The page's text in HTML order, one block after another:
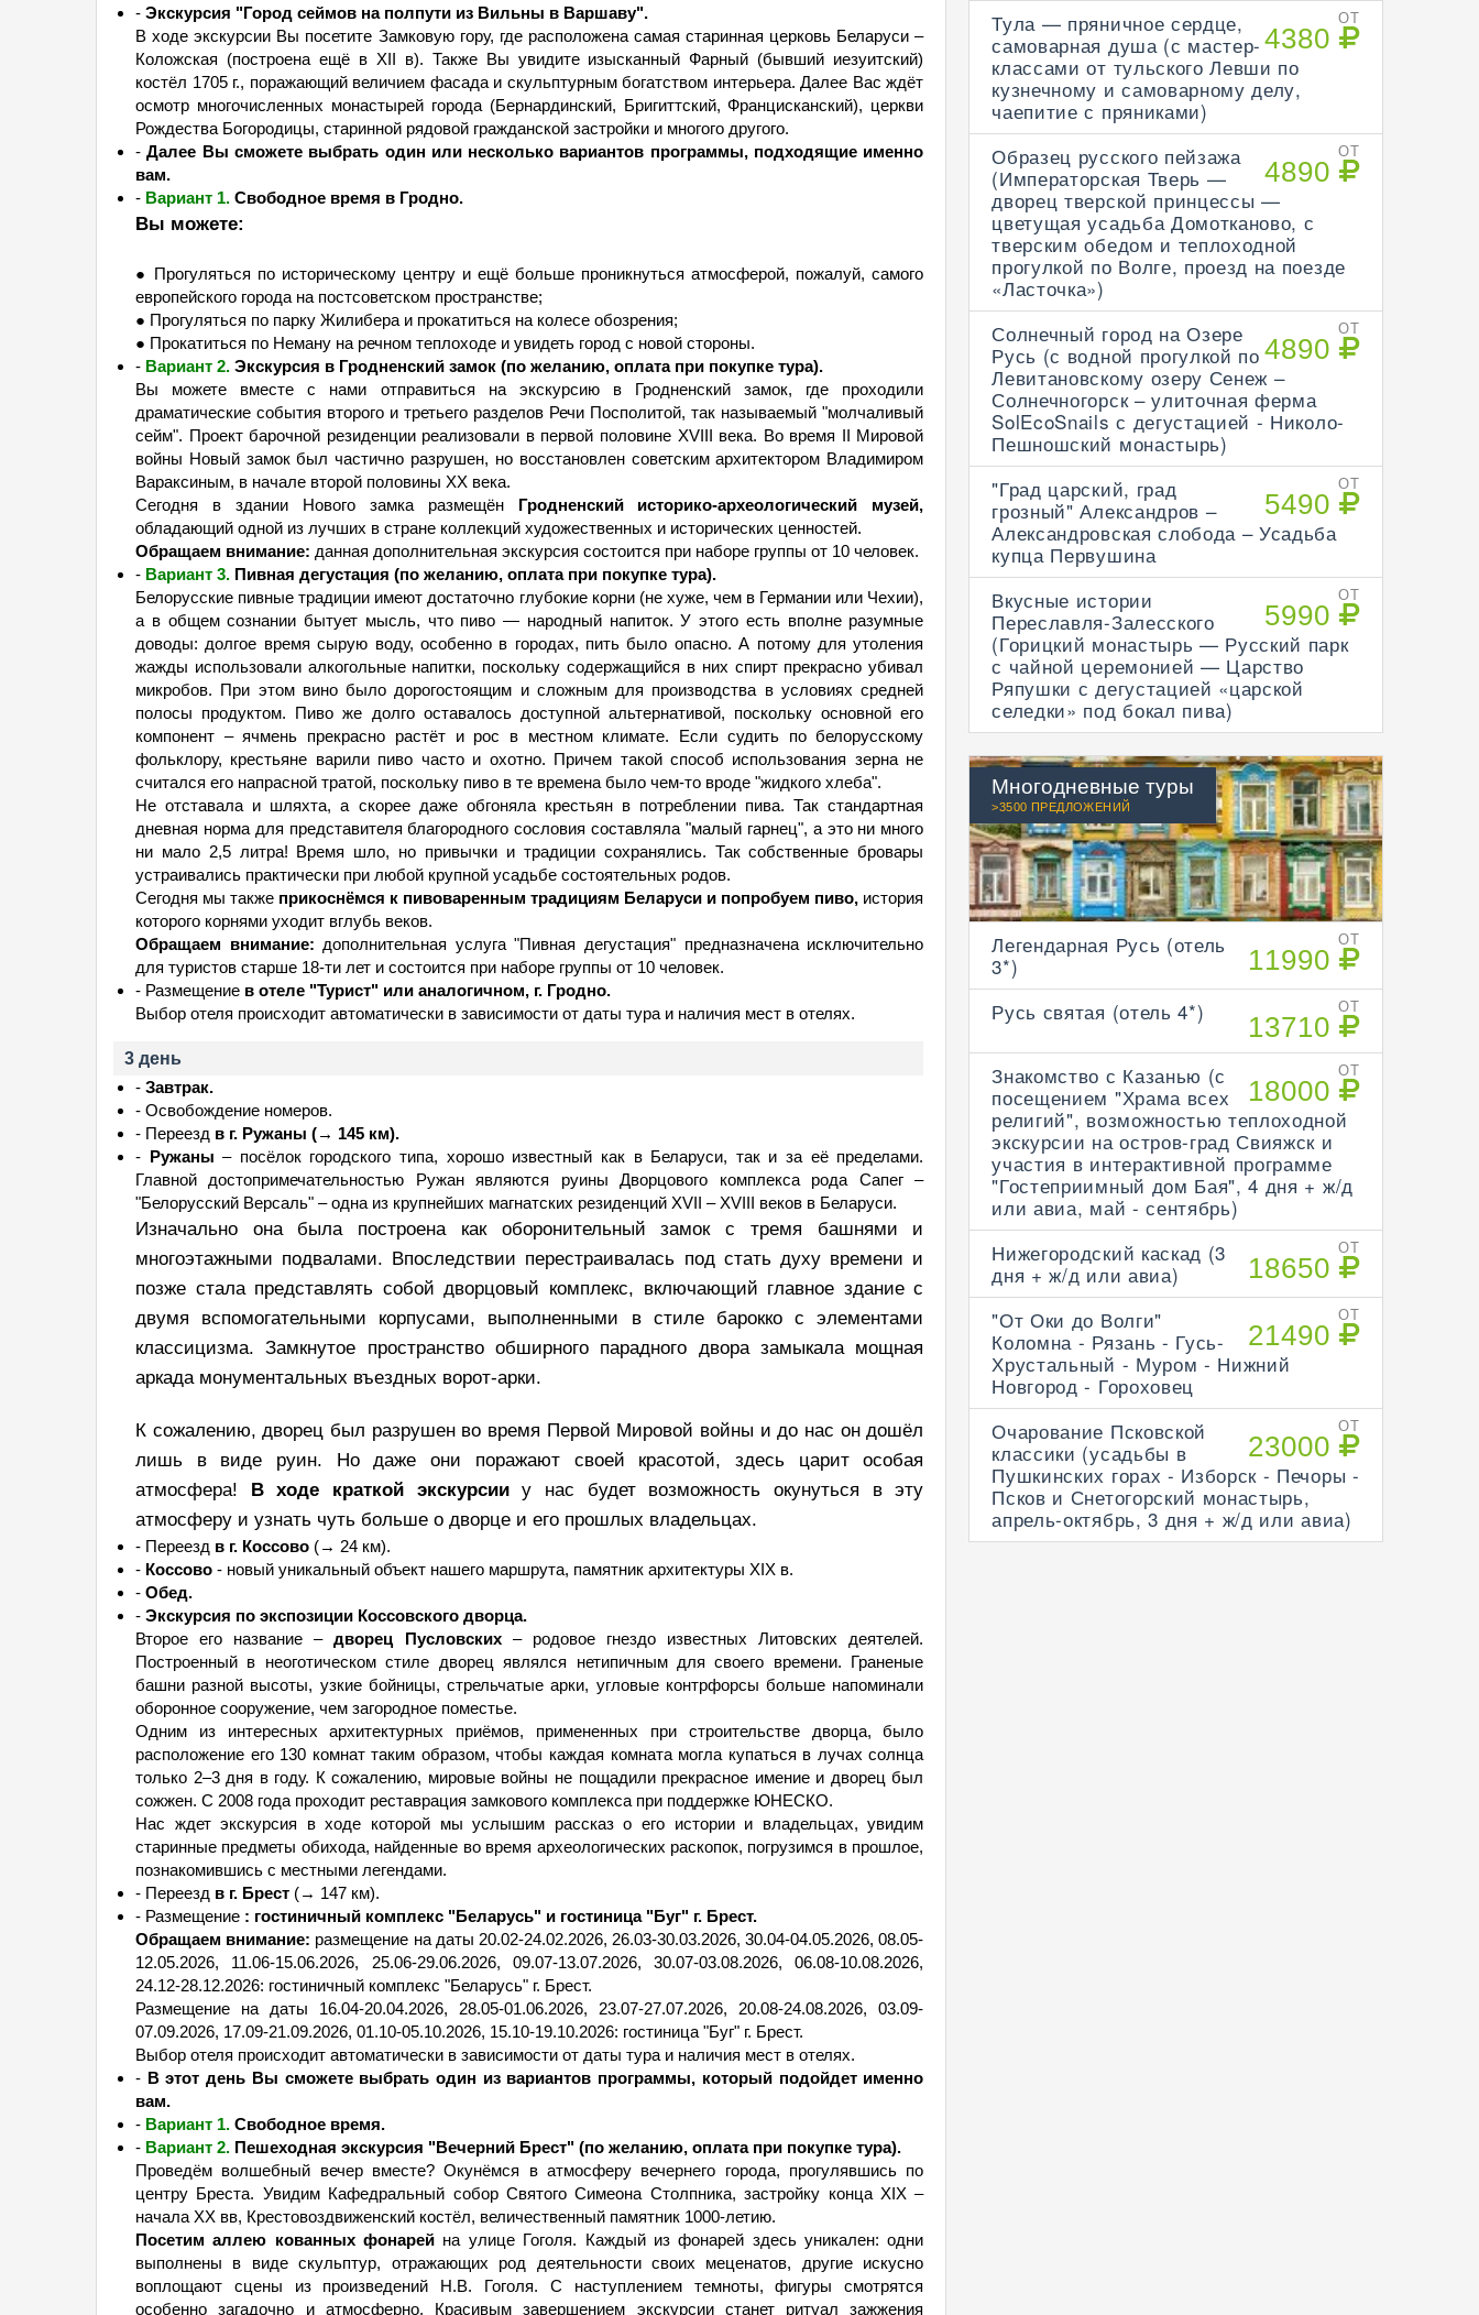
- Экскурсия "Город сеймов на полпути из Вильны в Варшаву".
В ходе экскурсии Вы посетите Замковую гору, где расположена самая старинная церковь Беларуси –
Коложская (построена ещё в XII в). Также Вы увидите изысканный Фарный (бывший иезуитский)
костёл 1705 г., поражающий величием фасада и скульптурным богатством интерьера. Далее Вас ждёт
осмотр многочисленных монастырей города (Бернардинский, Бригиттский, Францисканский), церкви
Рождества Богородицы, старинной рядовой гражданской застройки и многого другого.
-Далее Вы сможете выбрать один или несколько вариантов программы, подходящие именно
вам.
- Вариант 1. Свободное время в Гродно.
Вы можете:
● Прогуляться по историческому центру и ещё больше проникнуться атмосферой, пожалуй, самого
европейского города на постсоветском пространстве;
● Прогуляться по парку Жилибера и прокатиться на колесе обозрения;
● Прокатиться по Неману на речном теплоходе и увидеть город с новой стороны.
- Вариант 2. Экскурсия в Гродненский замок (по желанию, оплата при покупке тура).
Вы можете вместе с нами отправиться на экскурсию в Гродненский замок, где проходили
драматические события второго и третьего разделов Речи Посполитой, так называемый "молчаливый
сейм". Проект барочной резиденции реализовали в первой половине XVIII века. Во время II Мировой
войны Новый замок был частично разрушен, но восстановлен советским архитектором Владимиром
Вараксиным, в начале второй половины XX века.
Сегодня в здании Нового замка размещён Гродненский историко-археологический музей,
обладающий одной из лучших в стране коллекций художественных и исторических ценностей.
Обращаем внимание: данная дополнительная экскурсия состоится при наборе группы от 10 человек.
- Вариант 3. Пивная дегустация (по желанию, оплата при покупке тура).
Белорусские пивные традиции имеют достаточно глубокие корни (не хуже, чем в Германии или Чехии),
а в общем сознании бытует мысль, что пиво — народный напиток. У этого есть вполне разумные
доводы: долгое время сырую воду, особенно в городах, пить было опасно. А потому для утоления
жажды использовали алкогольные напитки, поскольку содержащийся в них спирт прекрасно убивал
микробов. При этом вино было дорогостоящим и сложным для производства в условиях средней
полосы продуктом. Пиво же долго оставалось доступной альтернативой, поскольку основной его
компонент – ячмень прекрасно растёт и рос в местном климате. Если судить по белорусскому
фольклору, крестьяне варили пиво часто и охотно. Причем такой способ использования зерна не
считался его напрасной тратой, поскольку пиво в те времена было чем-то вроде "жидкого хлеба".
Не отставала и шляхта, а скорее даже обгоняла крестьян в потреблении пива. Так стандартная
дневная норма для представителя благородного сословия составляла "малый гарнец", а это ни много
ни мало 2,5 литра! Время шло, но привычки и традиции сохранялись. Так собственные бровары
устраивались практически при любой крупной усадьбе состоятельных родов.
Сегодня мы также прикоснёмся к пивоваренным традициям Беларуси и попробуем пиво, история
которого корнями уходит вглубь веков.
Обращаем внимание: дополнительная услуга "Пивная дегустация" предназначена исключительно
для туристов старше 18-ти лет и состоится при наборе группы от 10 человек.
- Размещение в отеле "Турист" или аналогичном, г. Гродно.
Выбор отеля происходит автоматически в зависимости от даты тура и наличия мест в отелях.
3 день
- Завтрак.
- Освобождение номеров.
- Переезд в г. Ружаны (→ 145 км).
- Ружаны– посёлок городского типа, хорошо известный как в Беларуси, так и за её пределами.
Главной достопримечательностью Ружан являются руины Дворцового комплекса рода Сапег –
"Белорусский Версаль" – одна из крупнейших магнатских резиденций XVII – XVIII веков в Беларуси.
Изначально она была построена как оборонительный замок с тремя башнями и
многоэтажными подвалами. Впоследствии перестраивалась под стать духу времени и
позже стала представлять собой дворцовый комплекс, включающий главное здание с
двумя вспомогательными корпусами, выполненными в стиле барокко с элементами
классицизма. Замкнутое пространство обширного парадного двора замыкала мощная
аркада монументальных въездных ворот-арки.
К сожалению, дворец был разрушен во время Первой Мировой войны и до нас он дошёл
лишь в виде руин. Но даже они поражают своей красотой, здесь царит особая
атмосфера! В ходе краткой экскурсииу нас будет возможность окунуться в эту
атмосферу и узнать чуть больше о дворце и его прошлых владельцах.
- Переезд в г. Коссово (→ 24 км).
- Коссово - новый уникальный объект нашего маршрута, памятник архитектуры XIX в.
- Обед.
- Экскурсия по экспозиции Коссовского дворца.
Второе его название –дворец Пусловских– родовое гнездо известных Литовских деятелей.
Построенный в неоготическом стиле дворец являлся нетипичным для своего времени. Граненые
башни разной высоты, узкие бойницы, стрельчатые арки, угловые контрфорсы больше напоминали
оборонное сооружение, чем загородное поместье.
Одним из интересных архитектурных приёмов, примененных при строительстве дворца, было
расположение его 130 комнат таким образом, чтобы каждая комната могла купаться в лучах солнца
только 2–3 дня в году. К сожалению, мировые войны не пощадили прекрасное имение и дворец был
сожжен. С 2008 года проходит реставрация замкового комплекса при поддержке ЮНЕСКО.
Нас ждет экскурсия в ходе которой мы услышим рассказ о его истории и владельцах, увидим
старинные предметы обихода, найденные во время археологических раскопок, погрузимся в прошлое,
познакомившись с местными легендами.
- Переезд в г. Брест (→ 147 км).
- Размещение : гостиничный комплекс "Беларусь" и гостиница "Буг" г. Брест.
Обращаем внимание: размещение на даты 20.02-24.02.2026, 26.03-30.03.2026, 30.04-04.05.2026, 08.05-
12.05.2026, 11.06-15.06.2026, 25.06-29.06.2026, 09.07-13.07.2026, 30.07-03.08.2026, 06.08-10.08.2026,
24.12-28.12.2026: гостиничный комплекс "Беларусь" г. Брест.
Размещение на даты 16.04-20.04.2026, 28.05-01.06.2026, 23.07-27.07.2026, 20.08-24.08.2026, 03.09-
07.09.2026, 17.09-21.09.2026, 01.10-05.10.2026, 15.10-19.10.2026: гостиница "Буг" г. Брест.
Выбор отеля происходит автоматически в зависимости от даты тура и наличия мест в отелях.
- В этот день Вы сможете выбрать один из вариантов программы, который подойдет именно
вам.
- Вариант 1. Свободное время.
- Вариант 2. Пешеходная экскурсия "Вечерний Брест" (по желанию, оплата при покупке тура).
Проведём волшебный вечер вместе? Окунёмся в атмосферу вечернего города, прогулявшись по
центру Бреста. Увидим Кафедральный собор Святого Симеона Столпника, застройку конца XIX –
начала XX вв, Крестовоздвиженский костёл, величественный памятник 1000-летию.
Посетим аллею кованных фонарей на улице Гоголя. Каждый из фонарей здесь уникален: одни
выполнены в виде скульптур, отражающих род деятельности своих меценатов, другие искусно
воплощают сцены из произведений Н.В. Гоголя. С наступлением темноты, фигуры смотрятся
особенно загадочно и атмосферно. Красивым завершением экскурсии станет ритуал зажжения
ОТ
4380
Тула — пряничное сердце,
самоварная душа (с мастер-
классами от тульского Левши по
кузнечному и самоварному делу,
чаепитие с пряниками)
ОТ
4890
Образец русского пейзажа
(Императорская Тверь —
дворец тверской принцессы —
цветущая усадьба Домотканово, с
тверским обедом и теплоходной
прогулкой по Волге, проезд на поезде
«Ласточка»)
ОТ
4890
Солнечный город на Озере
Русь (с водной прогулкой по
Левитановскому озеру Сенеж –
Солнечногорск – улиточная ферма
SolEcoSnails с дегустацией - Николо-
Пешношский монастырь)
ОТ
5490
"Град царский, град
грозный" Александров –
Александровская слобода – Усадьба
купца Первушина
ОТ
5990
Вкусные истории
Переславля-Залесского
(Горицкий монастырь — Русский парк
с чайной церемонией — Царство
Ряпушки с дегустацией «царской
селедки» под бокал пива)
Многодневные туры
>3500 ПРЕДЛОЖЕНИЙ
ОТ
11990
Легендарная Русь (отель
3*)
ОТ
13710
Русь святая (отель 4*)
ОТ
18000
Знакомство с Казанью (с
посещением "Храма всех
религий", возможностью теплоходной
экскурсии на остров-град Свияжск и
участия в интерактивной программе
"Гостеприимный дом Бая", 4 дня + ж/д
или авиа, май - сентябрь)
ОТ
18650
Нижегородский каскад (3
дня + ж/д или авиа)
ОТ
21490
"От Оки до Волги"
Коломна - Рязань - Гусь-
Хрустальный - Муром - Нижний
Новгород - Гороховец
ОТ
23000
Очарование Псковской
классики (усадьбы в
Пушкинских горах - Изборск - Печоры -
Псков и Снетогорский монастырь,
апрель-октябрь, 3 дня + ж/д или авиа)